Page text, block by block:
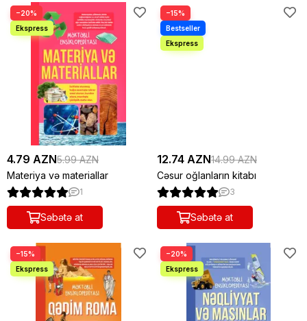
−20%
4.79 AZN5.99 AZN
Materiya və materiallar
1
Səbətə at
−15%
12.74 AZN14.99 AZN
Cəsur oğlanların kitabı
3
Səbətə at
−15% −20%